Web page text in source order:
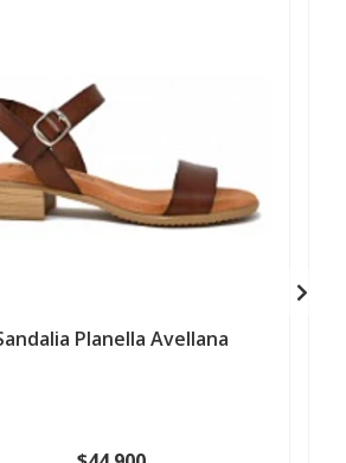
Planella Avellana